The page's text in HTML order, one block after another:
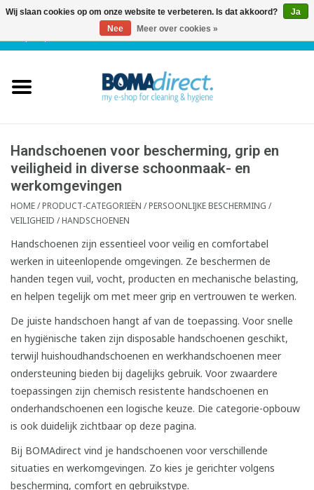
Klantenservice
Blog
Handschoenen voor bescherming, grip en
veiligheid in diverse schoonmaak- en
werkomgevingen
HOME/PRODUCT-CATEGORIEËN /PERSOONLIJKE BESCHERMING /
VEILIGHEID /HANDSCHOENEN
Handschoenen zijn essentieel voor veilig en comfortabel
werken in uiteenlopende omgevingen. Ze beschermen de
handen tegen vuil, vocht, producten en mechanische belasting,
en helpen tegelijk om met meer grip en vertrouwen te werken.
De juiste handschoen hangt af van de toepassing. Voor snelle
en hygiënische taken zijn disposable handschoenen geschikt,
terwijl huishoudhandschoenen en werkhandschoenen meer
ondersteuning bieden bij dagelijks gebruik. Voor zwaardere
toepassingen zijn chemisch resistente handschoenen en
onderhandschoenen een logische keuze. Die categorie-opbouw
is ook duidelijk zichtbaar op deze pagina.
Bij BOMAdirect vind je handschoenen voor verschillende
situaties en werkomgevingen. Zo kies je gerichter volgens
bescherming, comfort en gebruikstype.
Wij slaan cookies op om onze website te verbeteren. Is dat akkoord?
Ja
Nee
Meer over cookies »